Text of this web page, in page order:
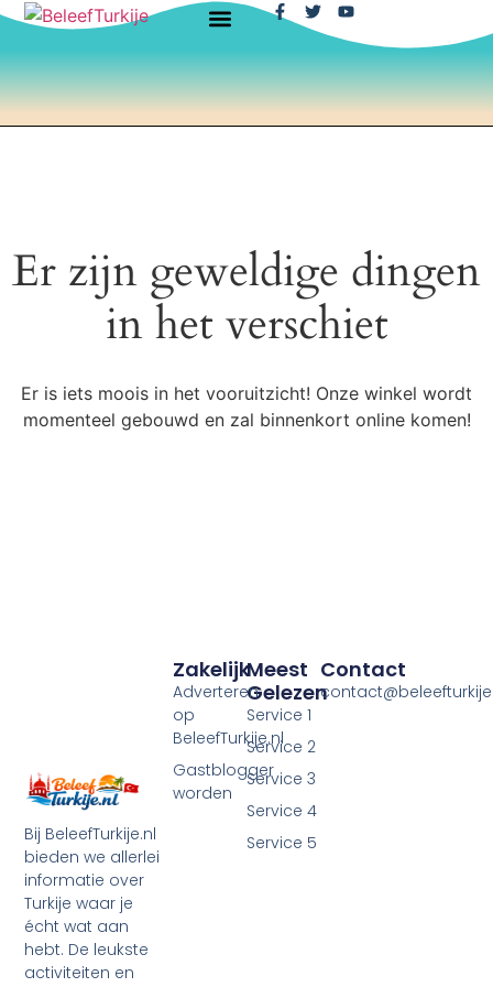
Er zijn geweldige dingen
in het verschiet
Er is iets moois in het vooruitzicht! Onze winkel wordt
momenteel gebouwd en zal binnenkort online komen!
Bij BeleefTurkije.nl
bieden we allerlei
informatie over
Turkije waar je
écht wat aan
hebt. De leukste
activiteiten en
Meest
Gelezen
Service 1
Service 2
Service 3
Service 4
Service 5
Zakelijk
Adverteren
op
BeleefTurkije.nl
Gastblogger
worden
Contact